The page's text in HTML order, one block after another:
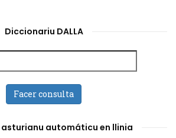
Diccionariu DALLA
Facer consulta
automáticu en llinia